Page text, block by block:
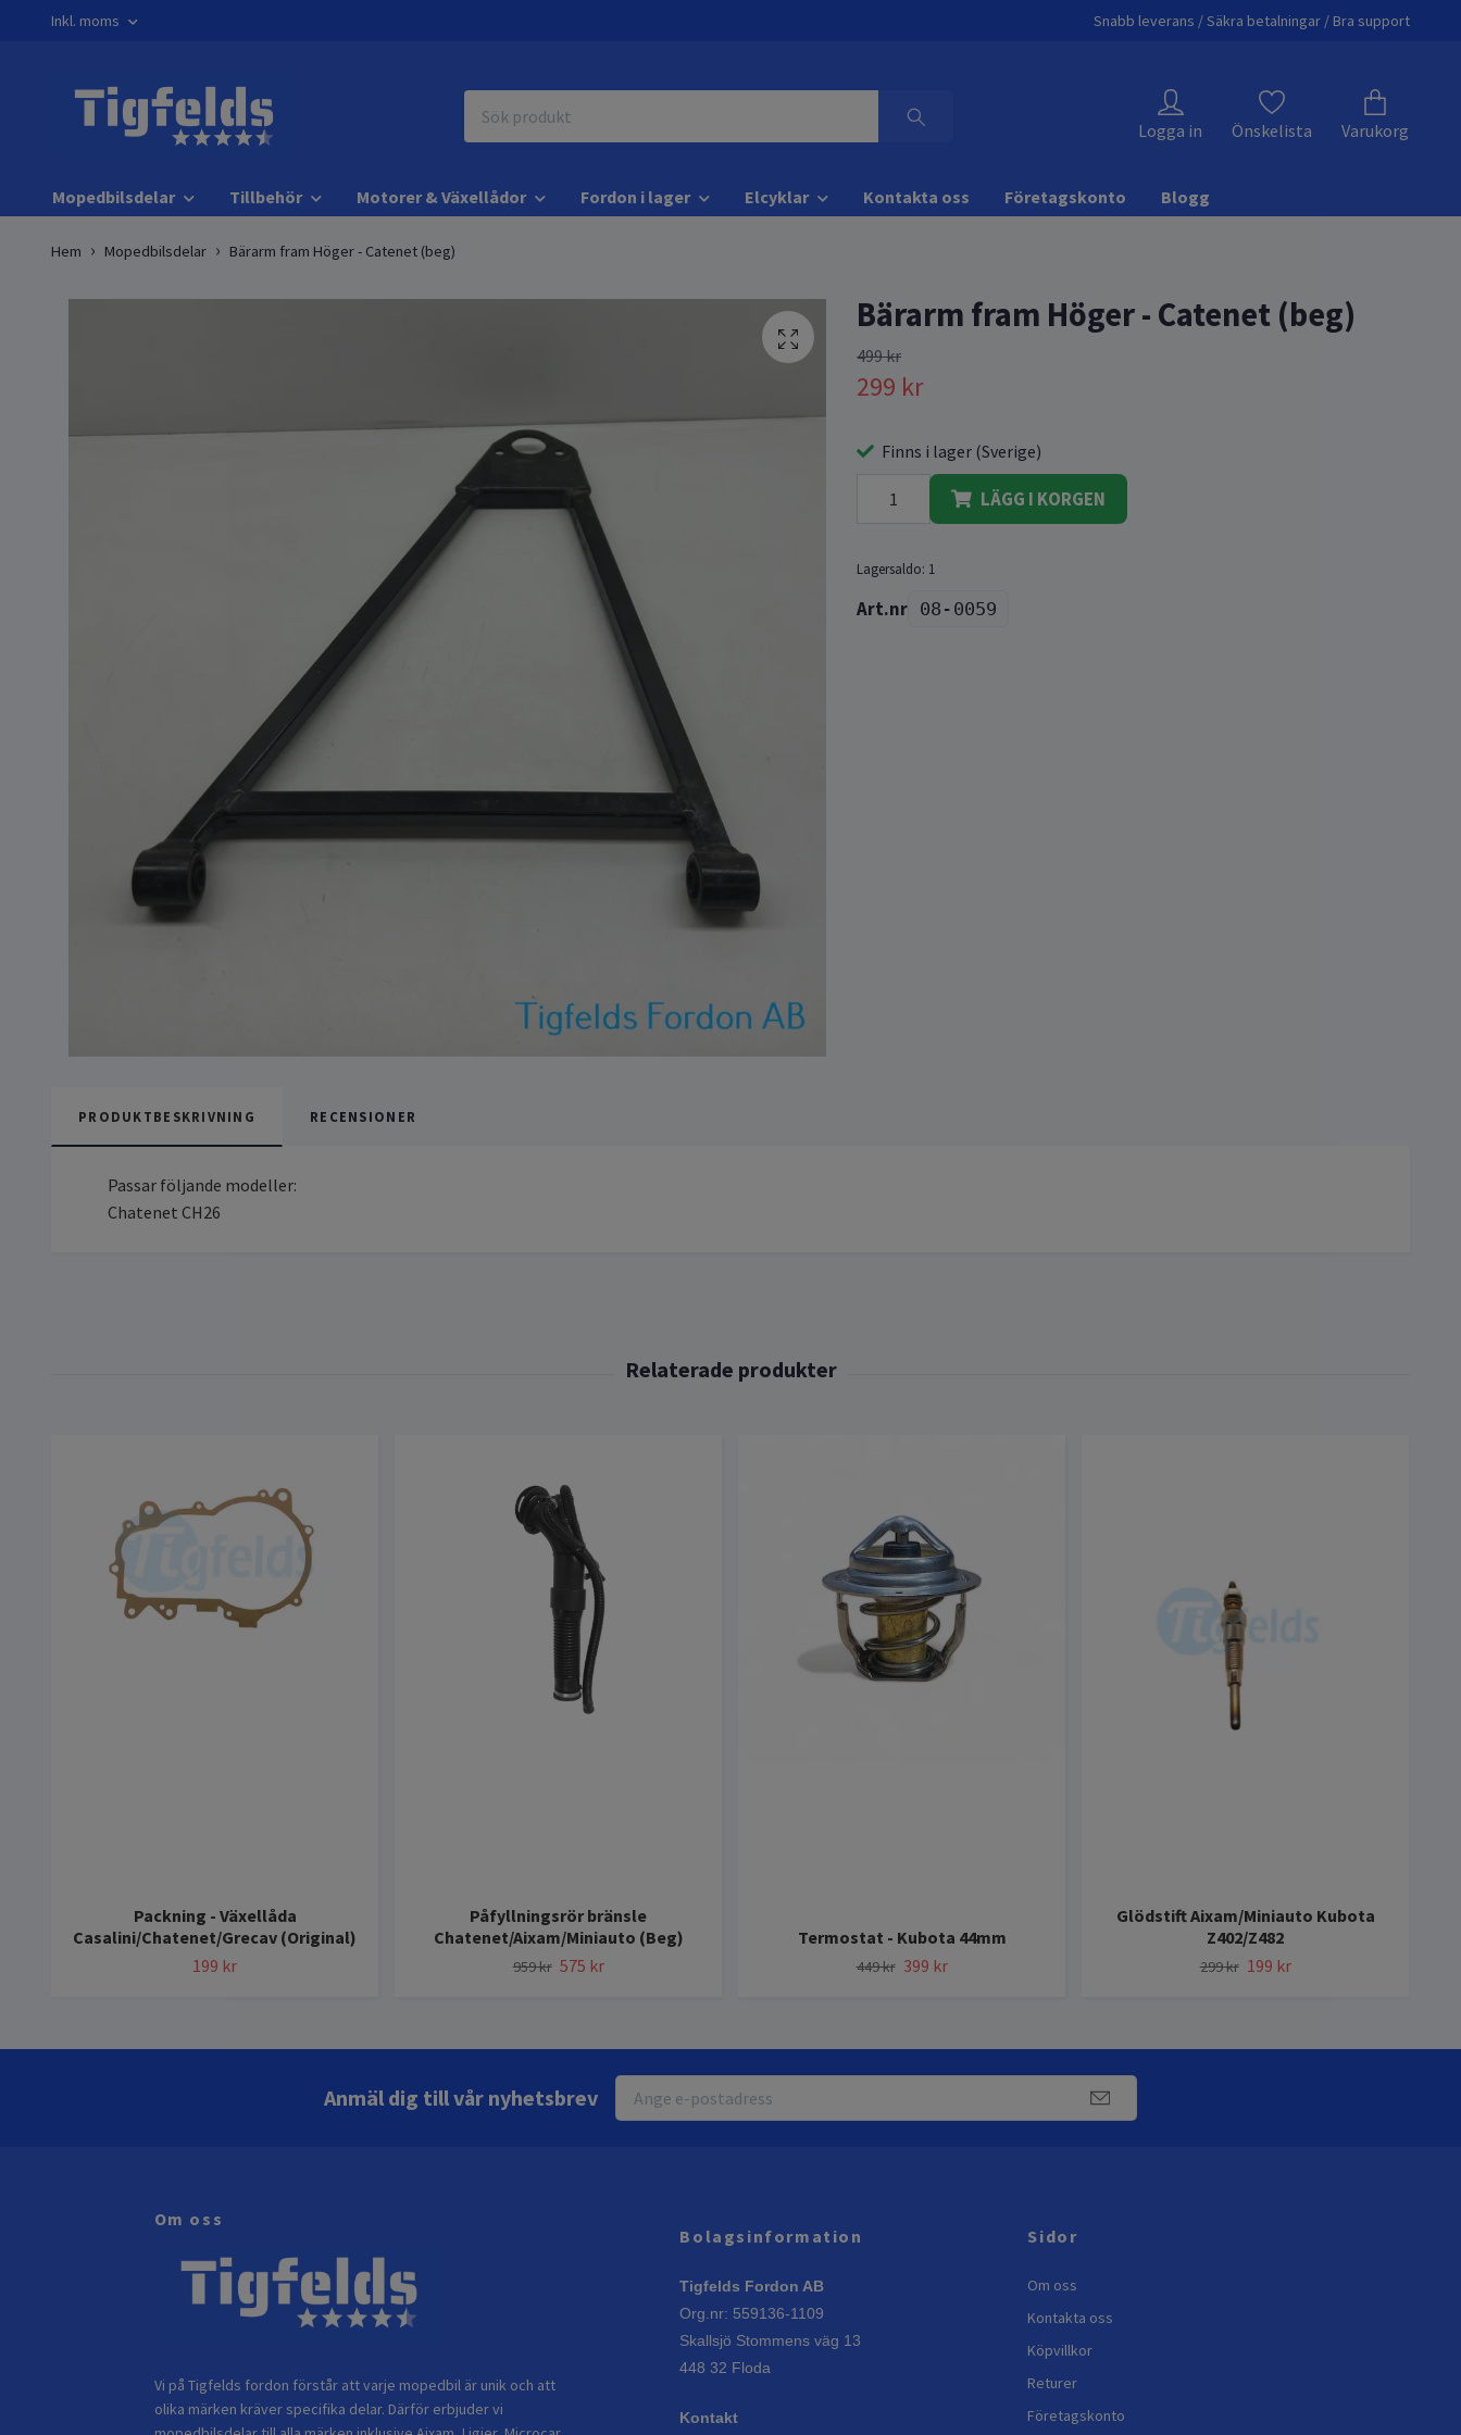
Inkl. moms Snabb leverans / Säkra betalningar / Bra support
Logga in Önskelista Varukorg
Mopedbilsdelar Tillbehör Motorer & Växellådor Fordon i lager Elcyklar Kontakta oss Företagskonto Blogg
Hem Mopedbilsdelar Bärarm fram Höger - Catenet (beg)
Bärarm fram Höger - Catenet (beg)
499 kr
299 kr
Finns i lager (Sverige)
LÄGG I KORGEN
Lagersaldo: 1
08-0059
PRODUKTBESKRIVNING RECENSIONER
Passar följande modeller:
Chatenet CH26
Packning - Växellåda
Casalini/Chatenet/Grecav (Original)
199 kr
Påfyllningsrör bränsle
Chatenet/Aixam/Miniauto (Beg)
959 kr 575 kr
Termostat - Kubota 44mm
449 kr 399 kr
Glödstift Aixam/Miniauto Kubota
Z402/Z482
299 kr 199 kr
Anmäl dig till vår nyhetsbrev
Om oss
Vi på Tigfelds fordon förstår att varje mopedbil är unik och att
olika märken kräver specifika delar. Därför erbjuder vi
Bolagsinformation
Tigfelds Fordon AB
Org.nr: 559136-1109
Skallsjö Stommens väg 13
448 32 Floda
Kontakt
Sidor
Om oss
Kontakta oss
Köpvillkor
Returer
Företagskonto